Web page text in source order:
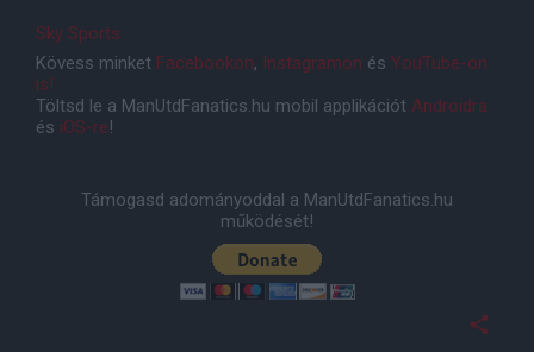
Sky Sports
Kövess minket Facebookon, Instagramon és YouTube-on
is!
Töltsd le a ManUtdFanatics.hu mobil applikációt Androidra
és iOS-re!
Támogasd adományoddal a ManUtdFanatics.hu
működését!